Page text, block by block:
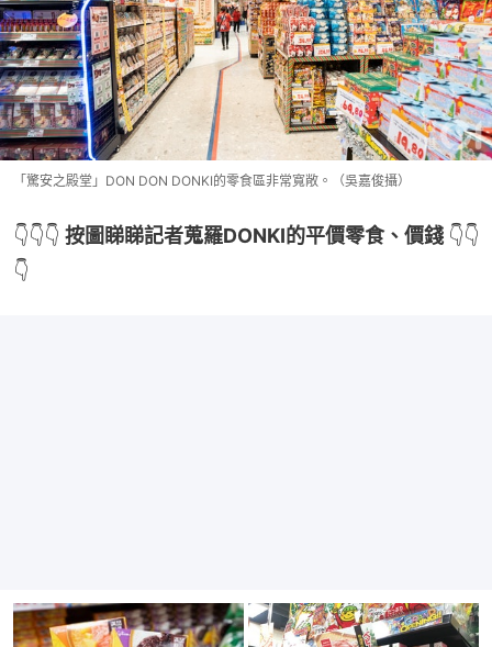
「驚安之殿堂」DON DON DONKI的零食區非常寬敞。（吳嘉俊攝）
👇👇👇 按圖睇睇記者蒐羅DONKI的平價零食、價錢 👇👇
👇